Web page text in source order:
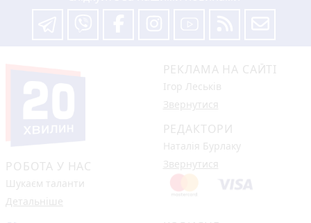
РОБОТА У НАС
Шукаєм таланти
Детальніше
РЕКЛАМА НА САЙТІ
Ігор Леськів
Звернутися
РЕДАКТОРИ
Наталія Бурлаку
Звернутися